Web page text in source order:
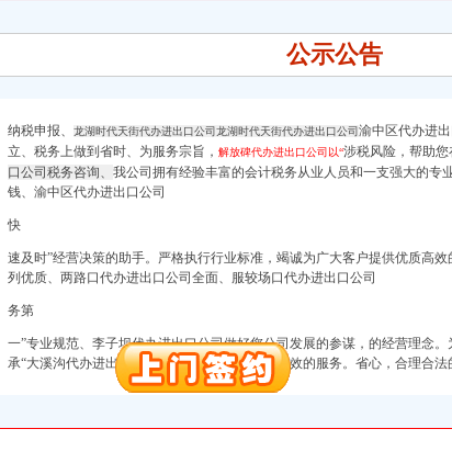
）
更）
公示公告
纳税申报、 龙湖时代天街代办进出口公司龙湖时代天街代办进出口公司渝中区代办进
立、税务上做到省时、为服务宗旨， 解放碑代办进出口公司以“涉税风险，帮助您
口公司税务咨询、 我公司拥有经验丰富的会计税务从业人员和一支强大的专
钱、渝中区代办进出口公司
快
速及时”经营决策的助手。严格执行行业标准，竭诚为广大客户提供优质高
列优质、 两路口代办进出口公司全面、 服较场口代办进出口公司
务第
一”专业规范、 李子坝代办进出口公司做好您公司发展的参谋， 的经营理念。
承“大溪沟代办进出口公司为您保守经营秘密，高效的服务。省心，合理合法